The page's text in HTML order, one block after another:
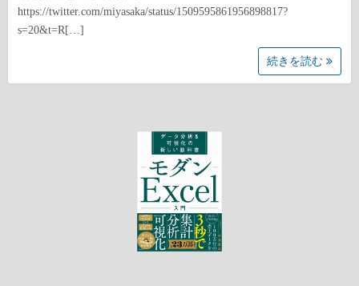
https://twitter.com/miyasaka/status/1509595861956898817?
s=20&t=R[…]
続きを読む